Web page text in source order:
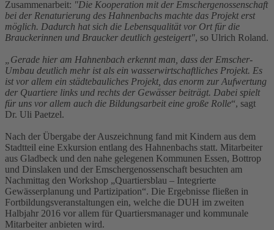
Zusammenarbeit: "Die Kooperation mit der Emschergenossenschaft
bei der Renaturierung des Hahnenbachs machte das Projekt erst
möglich. Dadurch hat sich die Lebensqualität vor Ort für die
Brauckerinnen und Braucker deutlich gesteigert", so Ulrich Roland.
„Gerade hier am Hahnenbach erkennt man, dass der Emscher-
Umbau deutlich mehr ist als ein wasserwirtschaftliches Projekt. Es
ist vor allem ein städtebauliches Projekt, das enorm zur Aufwertung
der Quartiere links und rechts der Gewässer beiträgt. Dabei spielt
für uns vor allem auch die Bildungsarbeit eine große Rolle“, sagt
Dr. Uli Paetzel.
Nach der Übergabe der Auszeichnung fand mit Kindern aus dem
Stadtteil eine Exkursion entlang des Hahnenbachs statt. Mitarbeiter
aus Gladbeck und den nahe gelegenen Kommunen Essen, Bottrop
und Dinslaken und der Emschergenossenschaft besuchten am
Nachmittag den Workshop „Quartiersblau – Integrierte
Gewässerplanung und Partizipation“. Die Ergebnisse fließen in
Fortbildungsveranstaltungen ein, welche die DUH im zweiten
Halbjahr 2016 vor allem für Quartiersmanager und kommunale
Mitarbeiter anbieten wird.